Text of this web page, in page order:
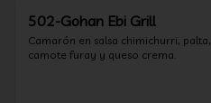
502-Gohan Ebi Grill
Camarón en salsa chimichurri, palta,
camote furay y queso crema.